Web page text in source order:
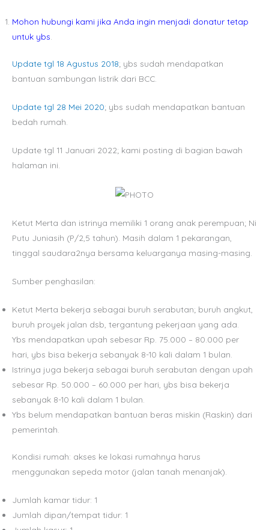
Mohon hubungi kami jika Anda ingin menjadi donatur tetap
untuk ybs
Update tgl 18 Agustus 2018; ybs sudah mendapatkan
bantuan sambungan listrik dari BCC.
Update tgl 28 Mei 2020; ybs sudah mendapatkan bantuan
bedah rumah.
Update tgl 11 Januari 2022; kami posting di bagian bawah
halaman ini.
Ketut Merta dan istrinya memiliki 1 orang anak perempuan; Ni
Putu Juniasih (P/2,5 tahun). Masih dalam 1 pekarangan,
tinggal saudara2nya bersama keluarganya masing-masing.
Sumber penghasilan:
Ketut Merta bekerja sebagai buruh serabutan; buruh angkut,
buruh proyek jalan dsb, tergantung pekerjaan yang ada.
Ybs mendapatkan upah sebesar Rp. 75.000 – 80.000 per
hari, ybs bisa bekerja sebanyak 8-10 kali dalam 1 bulan.
Istrinya juga bekerja sebagai buruh serabutan dengan upah
sebesar Rp. 50.000 – 60.000 per hari, ybs bisa bekerja
sebanyak 8-10 kali dalam 1 bulan.
Ybs belum mendapatkan bantuan beras miskin (Raskin) dari
pemerintah.
Kondisi rumah: akses ke lokasi rumahnya harus
menggunakan sepeda motor (jalan tanah menanjak).
Jumlah kamar tidur: 1
Jumlah dipan/tempat tidur: 1